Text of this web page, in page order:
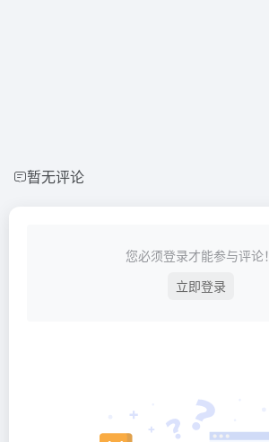
暂无评论
您必须登录才能参与评论！
立即登录